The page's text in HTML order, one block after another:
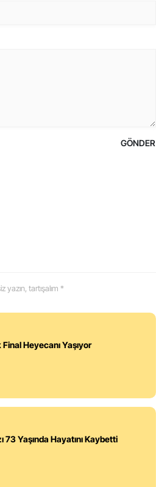
GÖNDER
yazın, tartışalım *
Heyecanı Yaşıyor
73 Yaşında Hayatını Kaybetti